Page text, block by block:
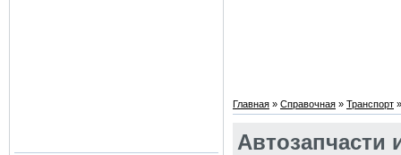
Главная » Справочная » Транспорт
Автозапчасти